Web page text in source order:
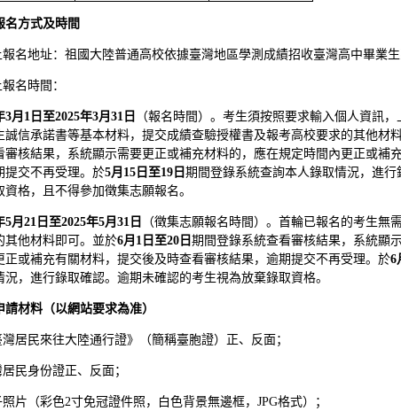
名方式及時間
報名地址：祖國大陸普通高校依據臺灣地區學測成績招收臺灣高中畢業生
名時間：
3月 1 日至2025年3月 31 日
（報名時間）。考生須按照要求輸入個人資訊
誠信承諾書等基本材料，提交成績查驗授權書及報考高校要求的其他材
審核結果，系統顯示需要更正或補充材料的，應在規定時間內更正或補
提交不再受理。於5月 15 日至19 日 期間登錄系統查詢本人錄取情況，進
資格，且不得參加徵集志願報名。
5月 21 日至2025年5月 31 日
（徵集志願報名時間）。首輪已報名的考生無
其他材料即可。並於6月 1 日至20 日 期間登錄系統查看審核結果，系統顯
正或補充有關材料，提交後及時查看審核結果，逾期提交不再受理。於6
況，進行錄取確認。逾期未確認的考生視為放棄錄取資格。
請材料（以網站要求為准）
灣居民來往大陸通行證》（簡稱臺胞證）正、反面；
民身份證正、反面；
片（彩色2寸免冠證件照，白色背景無邊框，JPG格式）；